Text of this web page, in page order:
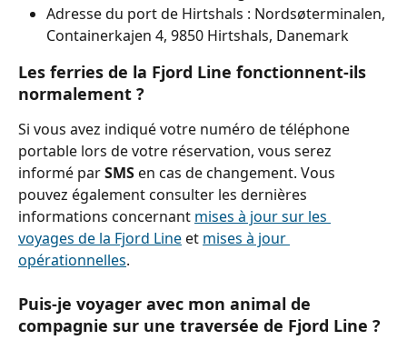
Adresse du port de Hirtshals : Nordsøterminalen,
Containerkajen 4, 9850 Hirtshals, Danemark
Les ferries de la Fjord Line fonctionnent-ils
normalement ?
Si vous avez indiqué votre numéro de téléphone
portable lors de votre réservation, vous serez
informé par SMS en cas de changement. Vous
pouvez également consulter les dernières
informations concernant mises à jour sur les
voyages de la Fjord Line et mises à jour
opérationnelles.
Puis-je voyager avec mon animal de
compagnie sur une traversée de Fjord Line ?